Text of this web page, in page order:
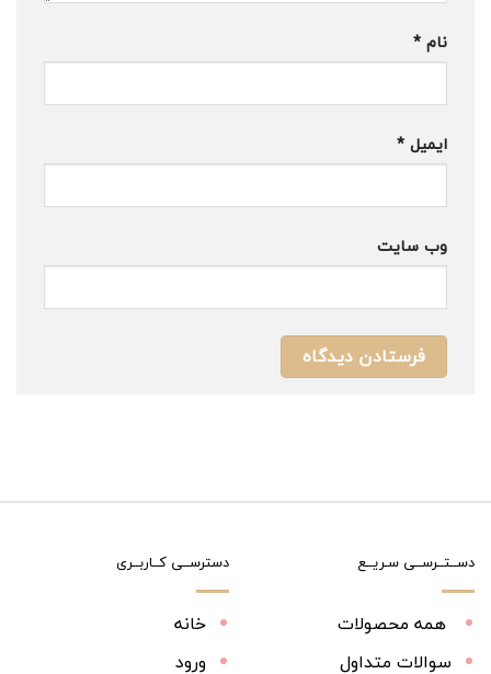
نام *
ایمیل *
وب‌ سایت
دســتــرســی سـریــع
همه محصولات
سوالات متداول
دسترســی کــاربــری
خانه
ورود